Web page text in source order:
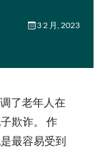
3 2 月, 2023
了老年人在
欺诈。 作
最容易受到